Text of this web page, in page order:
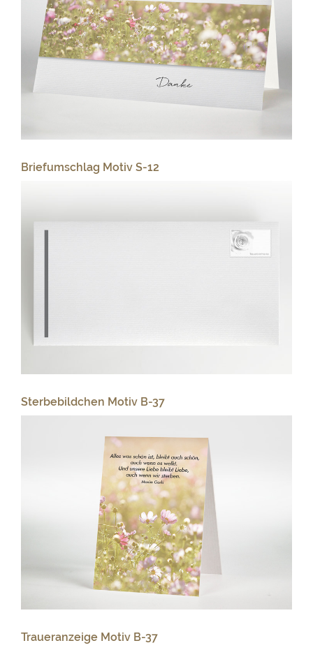
Briefumschlag Motiv S-12
Sterbebildchen Motiv B-37
Traueranzeige Motiv B-37